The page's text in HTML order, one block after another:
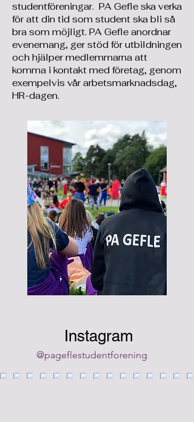
studentföreningar. PA Gefle ska verka
för att din tid som student ska bli så
bra som möjligt. PA Gefle anordnar
evenemang, ger stöd för utbildningen
och hjälper medlemmarna att
komma i kontakt med företag, genom
exempelvis vår arbetsmarknadsdag,
HR-dagen.
Instagram
@pageflestudentforening